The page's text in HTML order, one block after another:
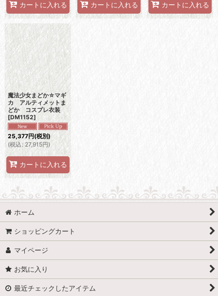
カートに入れる カートに入れる カートに入れる
魔法少女まどか☆マギ
カ アルティメットま
どか コスプレ衣装
[DM1152]
25,377円(税別)
(税込: 27,915円)
カートに入れる
ホーム
ショッピングカート
マイページ
お気に入り
最近チェックしたアイテム